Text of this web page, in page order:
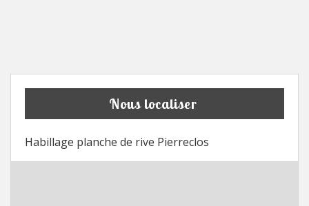
Nous localiser
Habillage planche de rive Pierreclos